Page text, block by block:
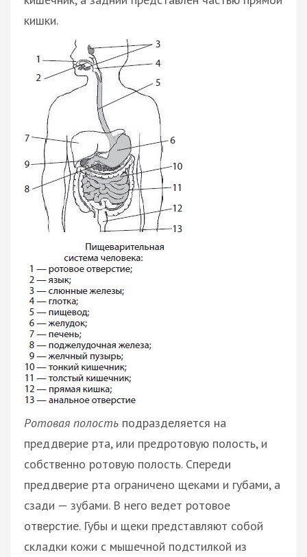
кишки.
Ротовая полость подразделяется на
преддверие рта, или предротовую полость, и
собственно ротовую полость. Спереди
преддверие рта ограничено щеками и губами, а
сзади — зубами. В него ведет ротовое
отверстие. Губы и щеки представляют собой
складки кожи с мышечной подстилкой из